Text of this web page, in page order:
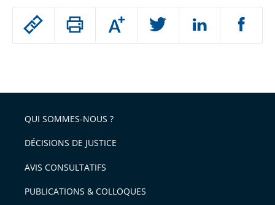
Passer
arriver
après
Augmenter
ou
l'article
pour
avant
QUI SOMMES-NOUS ?
DÉCISIONS DE JUSTICE
AVIS CONSULTATIFS
PUBLICATIONS & COLLOQUES